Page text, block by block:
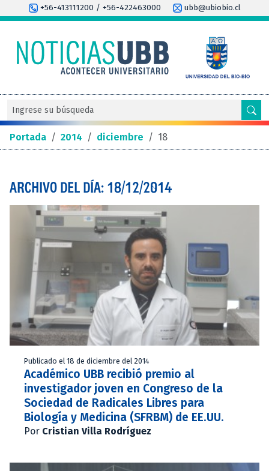
+56-413111200 / +56-422463000 ubb@ubiobio.cl
Portada / 2014 / diciembre / 18
ARCHIVO DEL DÍA: 18/12/2014
Publicado el 18 de diciembre del 2014
Académico UBB recibió premio al
investigador joven en Congreso de la
Sociedad de Radicales Libres para
Biología y Medicina (SFRBM) de EE.UU.
Por Cristian Villa Rodríguez